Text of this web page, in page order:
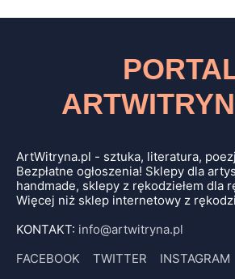
ArtWitryna.pl - sztuka, literatura,
Bezpłatne ogłoszenia! Sklepy dla
handmade, sklepy z rękodziełem dla
Więcej niż sklep internetowy z
KONTAKT: info@artwitryna.pl
FACEBOOK
TWITTER
INSTAGRAM